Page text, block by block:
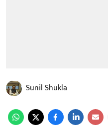
Sunil Shukla